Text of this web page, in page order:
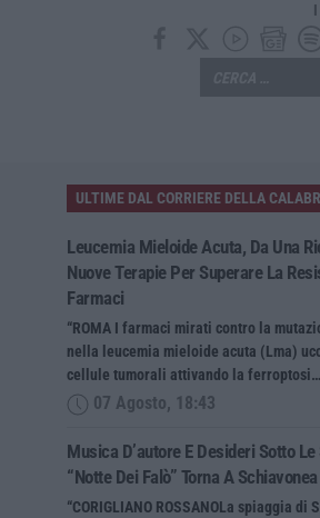
ULTIME DAL CORRIERE DELLA
Leucemia Mieloide Acuta, Da Una
Nuove Terapie Per Superare La
Farmaci
“ROMA I farmaci mirati contro la
nella leucemia mieloide acuta (Lma)
cellule tumorali attivando la ferroptosi…
07 Agosto, 18:43
Musica D’autore E Desideri Sotto
“Notte Dei Falò” Torna A Schiavonea
“CORIGLIANO ROSSANOLa spiaggia di